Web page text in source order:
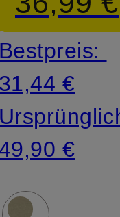
Bestpreis:
31,44 €
€